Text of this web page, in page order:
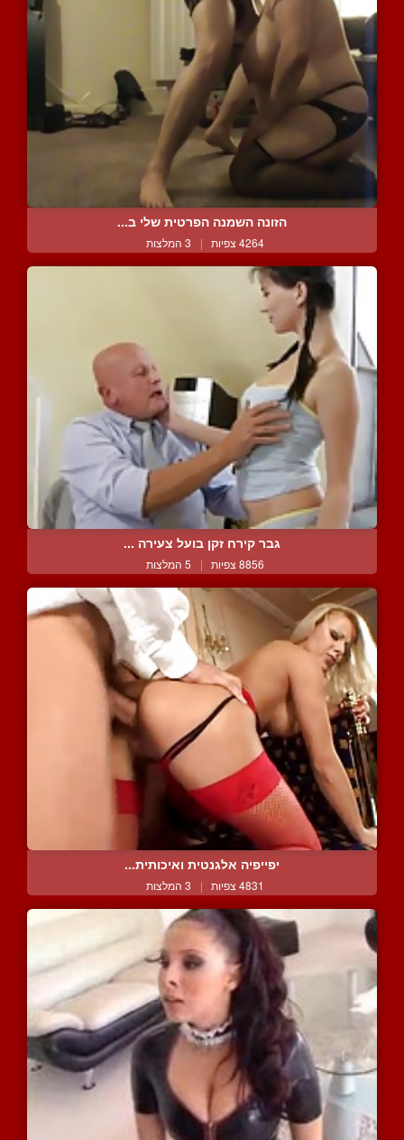
הזונה השמנה הפרטית שלי ב...
4264 צפיות | 3 המלצות
גבר קירח זקן בועל צעירה ...
8856 צפיות | 5 המלצות
יפייפיה אלגנטית ואיכותית...
4831 צפיות | 3 המלצות